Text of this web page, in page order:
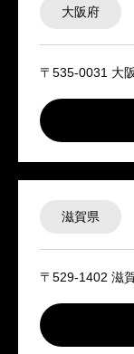
大阪府
〒535-0031 大
滋賀県
〒529-1402 滋